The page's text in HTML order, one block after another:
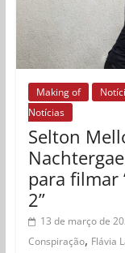
Making of
Notícias
Selton
para filmar
2”
13 de março de
Conspiração, Flávia